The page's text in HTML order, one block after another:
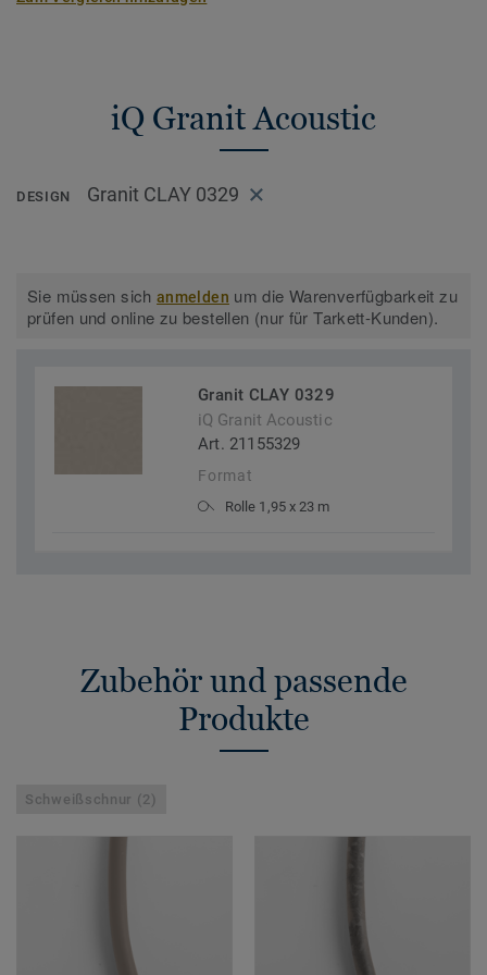
iQ Granit Acoustic
DESIGN Granit CLAY 0329
Sie müssen sichanmelden um die Warenverfügbarkeit zu
prüfen und online zu bestellen (nur für Tarkett-Kunden).
Granit CLAY 0329
iQ Granit Acoustic
Art. 21155329
Format
Rolle 1,95 x 23 m
Zubehör und passende
Produkte
Schweißschnur (2)